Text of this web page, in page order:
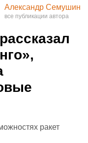
Александр Семушин
ракет